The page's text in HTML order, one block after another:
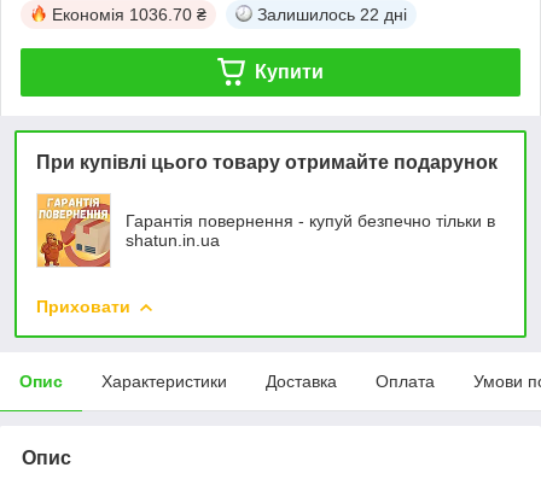
Економія 1036.70 ₴ Залишилось 22 дні
Купити
При купівлі цього товару отримайте подарунок
Гарантія повернення - купуй безпечно тільки в
shatun.in.ua
Приховати
Опис Характеристики Доставка Оплата Умови
Опис